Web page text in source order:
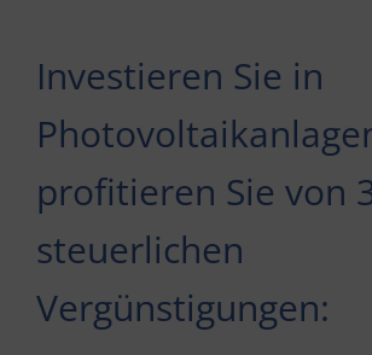
Investieren Sie in
profitieren Sie von
steuerlichen
Vergünstigungen: